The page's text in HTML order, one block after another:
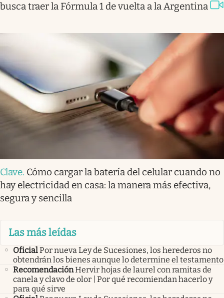
busca traer la Fórmula 1 de vuelta a la Argentina
Clave. Cómo cargar la batería del celular cuando no
hay electricidad en casa: la manera más efectiva,
segura y sencilla
Las más leídas
OficialPor nueva Ley de Sucesiones, los herederos no
obtendrán los bienes aunque lo determine el testamento
RecomendaciónHervir hojas de laurel con ramitas de
canela y clavo de olor | Por qué recomiendan hacerlo y
para qué sirve